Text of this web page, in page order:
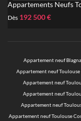
Appartements Neufs
Dès 192 500 €
Appartement neuf
Appartement neuf Toulouse
Appartement neuf
Appartement neuf
Appartement neuf
Appartement neuf Toulouse